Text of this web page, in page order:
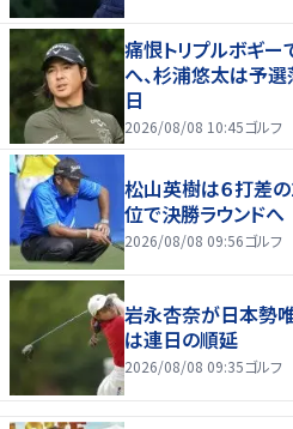
痛恨トリプルボギ
へ、杉浦悠太は予
日
2026/08/08 10:45ゴルフ
松山英樹は６打差
位で決勝ラウンド
2026/08/08 09:56ゴルフ
岩永杏奈が日本勢
は連日の順延
2026/08/08 09:35ゴルフ